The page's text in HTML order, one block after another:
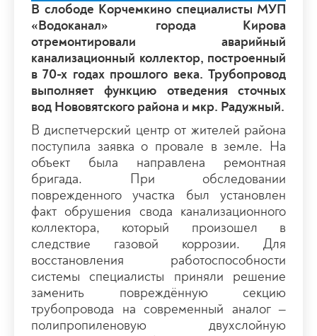
В слободе Корчемкино специалисты МУП
«Водоканал» города Кирова
отремонтировали аварийный
канализационный коллектор, построенный
в 70-х годах прошлого века. Трубопровод
выполняет функцию отведения сточных
вод Нововятского района и мкр. Радужный.
В диспетчерский центр от жителей района
поступила заявка о провале в земле. На
объект была направлена ремонтная
бригада. При обследовании
поврежденного участка был установлен
факт обрушения свода канализационного
коллектора, который произошел в
следствие газовой коррозии. Для
восстановления работоспособности
системы специалисты приняли решение
заменить повреждённую секцию
трубопровода на современный аналог –
полипропиленовую двухслойную